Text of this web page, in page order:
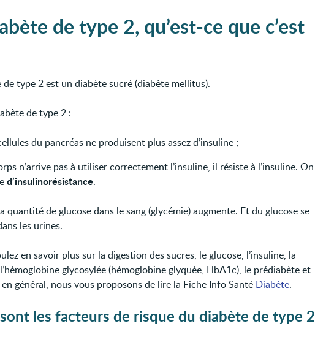
de type 2, qu’est-ce que c’est
de type 2 est un diabète sucré (diabète mellitus).
de type 2 :
du pancréas ne produisent plus assez d’insuline ;
n’arrive pas à utiliser correctement l’insuline, il résiste à l’insuline. On
d’insulinorésistance.
quantité de glucose dans le sang (glycémie) augmente. Et du glucose se
les urines.
en savoir plus sur la digestion des sucres, le glucose, l’insuline, la
glycosylée (hémoglobine glyquée, HbA1c), le prédiabète et
général, nous vous proposons de lire la Fiche Info Santé Diabète.
les facteurs de risque du diabète de type 2